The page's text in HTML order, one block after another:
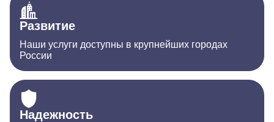
Развитие
Наши услуги доступны в крупнейших городах
России
Надежность